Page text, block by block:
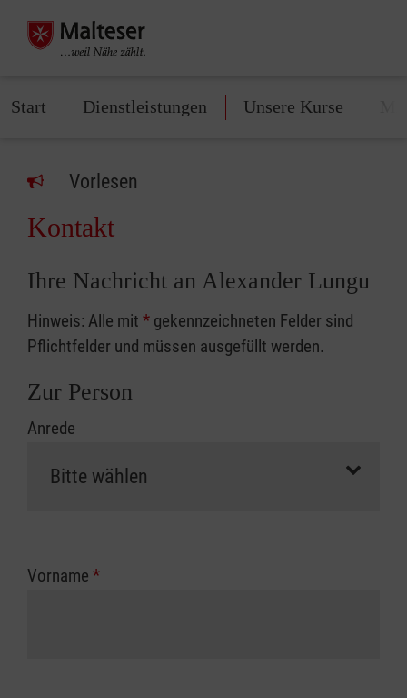
Start Dienstleistungen Unsere Kurse
Vorlesen
Kontakt
Ihre Nachricht an Alexander Lungu
Hinweis: Alle mit * gekennzeichneten Felder sind
Pflichtfelder und müssen ausgefüllt werden.
Zur Person
Anrede
Vorname *